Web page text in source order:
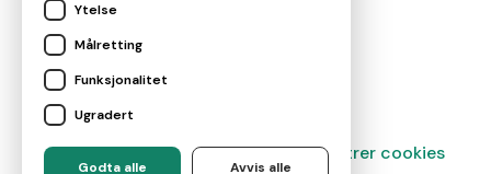
Gjør smarte boligvalg
Magasin Om oss Kontakt Administrer cookies
Ytelse
Målretting
Funksjonalitet
Ugradert
Godta alle Avvis alle